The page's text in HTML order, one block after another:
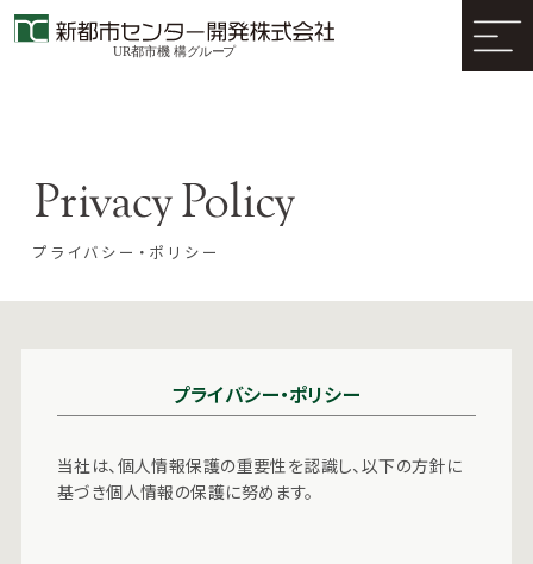
プライバシー・ポリシー
プライバシー・ポリシー
当社は、個人情報保護の重要性を認識し、以下の方針に
基づき個人情報の保護に努めます。